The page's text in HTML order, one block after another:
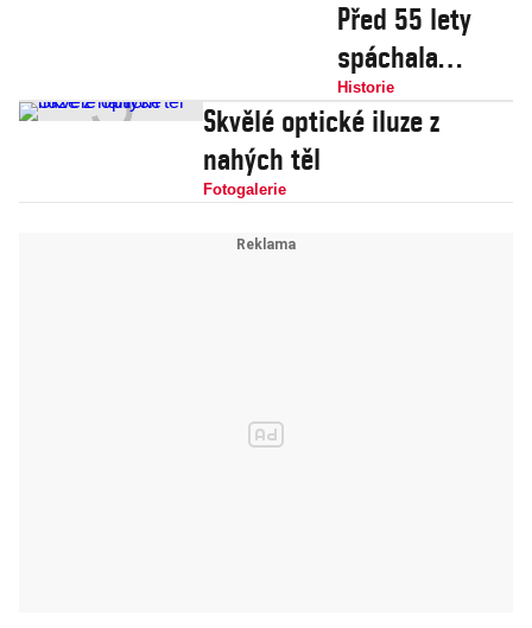
Před 55 lety
spáchala
americká
armáda svůj
za celou
Historie
Skvělé optické iluze z
nahých těl
Fotogalerie